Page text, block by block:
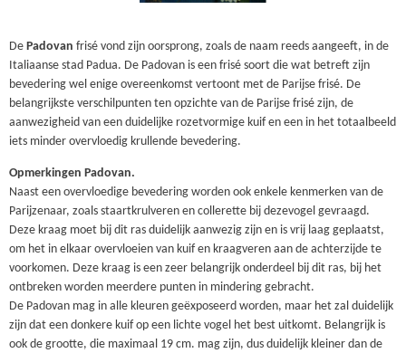
De Padovan frisé vond zijn oorsprong, zoals de naam reeds aangeeft, in de
Italiaanse stad Padua. De Padovan is een frisé soort die wat betreft zijn
bevedering wel enige overeenkomst vertoont met de Parijse frisé. De
belangrijkste verschilpunten ten opzichte van de Parijse frisé zijn, de
aanwezigheid van een duidelijke rozetvormige kuif en een in het totaalbeeld
iets minder overvloedig krullende bevedering.
Opmerkingen Padovan.
Naast een overvloedige bevedering worden ook enkele kenmerken van de
Parijzenaar, zoals staartkrulveren en collerette bij dezevogel gevraagd.
Deze kraag moet bij dit ras duidelijk aanwezig zijn en is vrij laag geplaatst,
om het in elkaar overvloeien van kuif en kraagveren aan de achterzijde te
voorkomen. Deze kraag is een zeer belangrijk onderdeel bij dit ras, bij het
ontbreken worden meerdere punten in mindering gebracht.
De Padovan mag in alle kleuren geëxposeerd worden, maar het zal duidelijk
zijn dat een donkere kuif op een lichte vogel het best uitkomt. Belangrijk is
ook de grootte, die maximaal 19 cm. mag zijn, dus duidelijk kleiner dan de